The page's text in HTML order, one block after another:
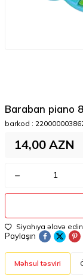
Baraban piano
barkod :
14,00 AZN
Siyahıya əlavə edin
Paylaşın
Məhsul təsviri